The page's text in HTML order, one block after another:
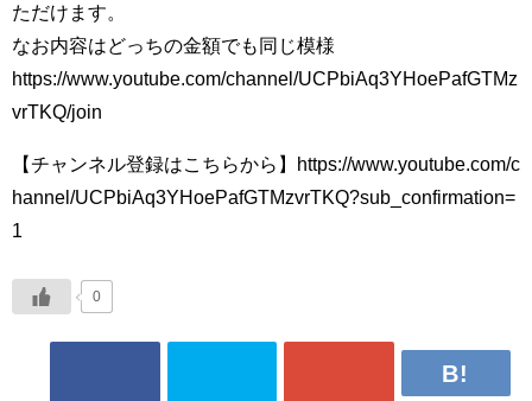
ただけます。
なお内容はどっちの金額でも同じ模様
https://www.youtube.com/channel/UCPbiAq3YHoePafGTMz
vrTKQ/join
【チャンネル登録はこちらから】https://www.youtube.com/c
hannel/UCPbiAq3YHoePafGTMzvrTKQ?sub_confirmation=
1
0